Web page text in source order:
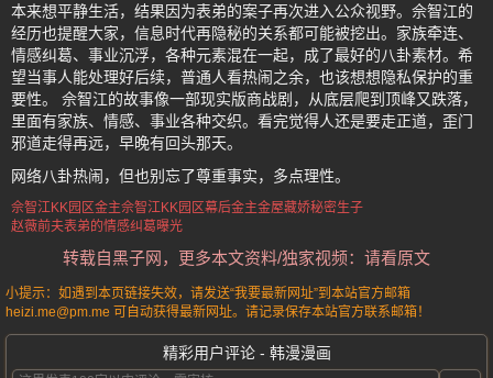
本来想平静生活，结果因为表弟的案子再次进入公众视野。佘智江的
经历也提醒大家，信息时代再隐秘的关系都可能被挖出。家族牵连、
情感纠葛、事业沉浮，各种元素混在一起，成了最好的八卦素材。希
望当事人能处理好后续，普通人看热闹之余，也该想想隐私保护的重
要性。 佘智江的故事像一部现实版商战剧，从底层爬到顶峰又跌落，
里面有家族、情感、事业各种交织。看完觉得人还是要走正道，歪门
邪道走得再远，早晚有回头那天。
网络八卦热闹，但也别忘了尊重事实，多点理性。
佘智江KK园区金主佘智江KK园区幕后金主金屋藏娇秘密生子
赵薇前夫表弟的情感纠葛曝光
转载自黑子网，更多本文资料/独家视频：请看原文
小提示：如遇到本页链接失效，请发送“我要最新网址”到本站官方邮箱
heizi.me@pm.me 可自动获得最新网址。请记录保存本站官方联系邮箱！
精彩用户评论 - 韩漫漫画